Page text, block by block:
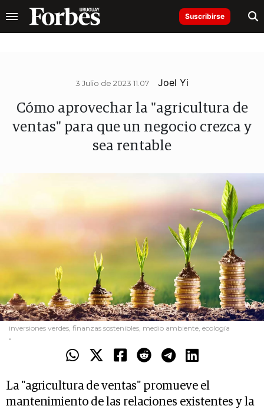
Suscribirse
3 Julio de 2023 11.07 Joel Yi
Cómo aprovechar la "agricultura de
ventas" para que un negocio crezca y
sea rentable
inversiones verdes, finanzas sostenibles, medio ambiente, ecología
.
La "agricultura de ventas" promueve el
mantenimiento de las relaciones existentes y la